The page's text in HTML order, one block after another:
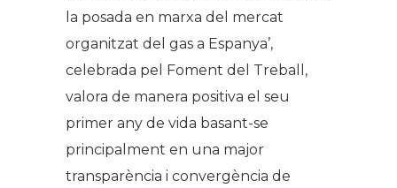
la posada en marxa del mercat
organitzat del gas a Espanya’,
celebrada pel Foment del Treball,
valora de manera positiva el seu
primer any de vida basant-se
principalment en una major
transparència i convergència de